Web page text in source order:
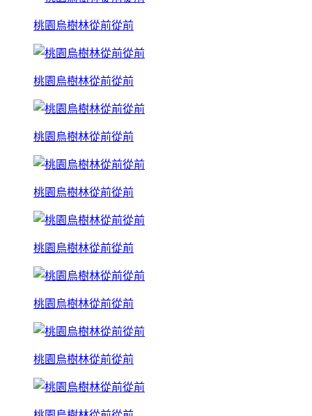
桃園烏樹林從前從前
桃園烏樹林從前從前
桃園烏樹林從前從前
桃園烏樹林從前從前
桃園烏樹林從前從前
桃園烏樹林從前從前
桃園烏樹林從前從前